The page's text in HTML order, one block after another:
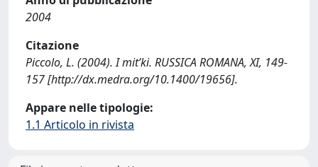
2004
Citazione
Piccolo, L. (2004). I mit’ki. RUSSICA ROMANA, XI, 149-
157 [http://dx.medra.org/10.1400/19656].
Appare nelle tipologie:
1.1 Articolo in rivista